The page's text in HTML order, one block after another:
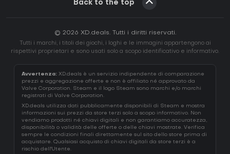
Back to the top
© 2026 XD.deals. Tutti i diritti riservati.
Tutti i marchi, i titoli dei giochi, i loghi e le immagini appartengono ai
rispettivi proprietari e sono usati solo a scopo identificativo e informativo.
Avvertenza: XD.deals è un servizio indipendente di comparazione
prezzi e aggregazione offerte e non è affiliato né approvato da
Valve Corporation. Steam e il logo Steam sono marchi e/o marchi
registrati di Valve Corporation.
XD.deals utilizza dati pubblicamente disponibili di Steam e mostra
informazioni sui prezzi da store terzi solo a scopo informativo. Non
vendiamo prodotti né chiavi digitali e non garantiamo accuratezza,
disponibilità o validità delle offerte o delle chiavi mostrate. Verifica
sempre le condizioni finali direttamente sul sito dello store prima di
acquistare. Qualsiasi acquisto di chiavi digitali da store terzi è a
rischio dell'Utente.